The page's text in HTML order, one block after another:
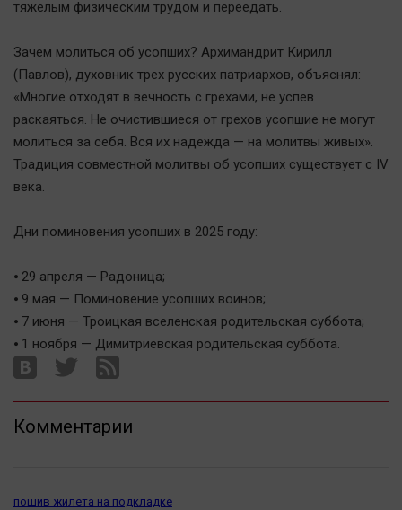
Прогулки по городу Ч
Статистика
Другие рубрики
Bookworms
English version
Online-консультация
Афиша
Блогеркуль
Быстрый медиазавод
Вирус чтения
Вкусное
Гороскоп
Дети
тяжелым физическим трудом и переедать.
Зачем молиться об усопших? Архимандрит Кирилл
(Павлов), духовник трех русских патриархов, объяснял:
«Многие отходят в вечность с грехами, не успев
раскаяться. Не очистившиеся от грехов усопшие не могут
молиться за себя. Вся их надежда — на молитвы живых».
Традиция совместной молитвы об усопших существует с IV
века.
Дни поминовения усопших в 2025 году:
⦁ 29 апреля — Радоница;
⦁ 9 мая — Поминовение усопших воинов;
⦁ 7 июня — Троицкая вселенская родительская суббота;
⦁ 1 ноября — Димитриевская родительская суббота.
Комментарии
пошив жилета на подкладке